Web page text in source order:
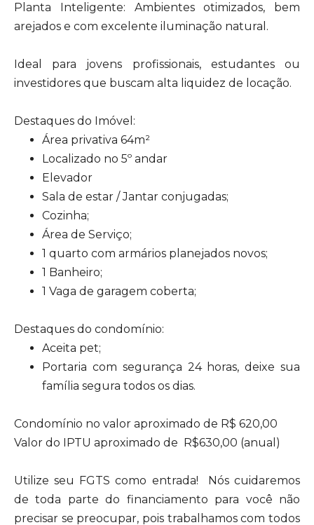
Planta Inteligente: Ambientes otimizados, bem
arejados e com excelente iluminação natural.
Ideal para jovens profissionais, estudantes ou
investidores que buscam alta liquidez de locação.
Destaques do Imóvel:
Área privativa 64m²
Localizado no 5º andar
Elevador
Sala de estar / Jantar conjugadas;
Cozinha;
Área de Serviço;
1 quarto com armários planejados novos;
1 Banheiro;
1 Vaga de garagem coberta;
Destaques do condomínio:
Aceita pet;
Portaria com segurança 24 horas, deixe sua
família segura todos os dias.
Condomínio no valor aproximado de R$ 620,00
Valor do IPTU aproximado de R$630,00 (anual)
Utilize seu FGTS como entrada! Nós cuidaremos
de toda parte do financiamento para você não
precisar se preocupar, pois trabalhamos com todos